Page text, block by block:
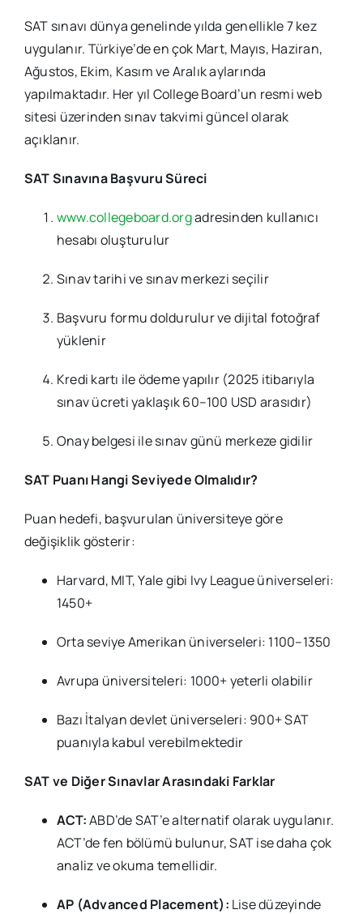
SAT sınavı dünya genelinde yılda genellikle 7 kez
uygulanır. Türkiye’de en çok Mart, Mayıs, Haziran,
Ağustos, Ekim, Kasım ve Aralık aylarında
yapılmaktadır. Her yıl College Board’un resmi web
sitesi üzerinden sınav takvimi güncel olarak
açıklanır.
SAT Sınavına Başvuru Süreci
www.collegeboard.orgadresinden kullanıcı
hesabı oluşturulur
Sınav tarihi ve sınav merkezi seçilir
Başvuru formu doldurulur ve dijital fotoğraf
yüklenir
Kredi kartı ile ödeme yapılır (2025 itibarıyla
sınav ücreti yaklaşık 60–100 USD arasıdır)
Onay belgesi ile sınav günü merkeze gidilir
SAT Puanı Hangi Seviyede Olmalıdır?
Puan hedefi, başvurulan üniversiteye göre
değişiklik gösterir:
Harvard, MIT, Yale gibi Ivy League üniverseleri:
1450+
Orta seviye Amerikan üniverseleri: 1100–1350
Avrupa üniversiteleri: 1000+ yeterli olabilir
Bazı İtalyan devlet üniverseleri: 900+ SAT
puanıyla kabul verebilmektedir
SAT ve Diğer Sınavlar Arasındaki Farklar
ACT:ABD’de SAT’e alternatif olarak uygulanır.
ACT’de fen bölümü bulunur, SAT ise daha çok
analiz ve okuma temellidir.
AP (Advanced Placement): Lise düzeyinde